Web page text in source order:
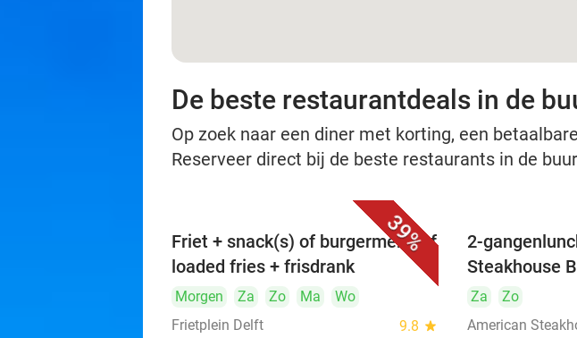
De beste restaurantdeals in de
Op zoek naar een diner met korting, een
Reserveer direct bij de beste restaurants in de
39%
Friet + snack(s) of burgermenu of
loaded fries + frisdrank
Morgen Za Zo Ma
Wo
Frietplein Delft
9.8 star
2-
Steakhouse
Za
Zo
American